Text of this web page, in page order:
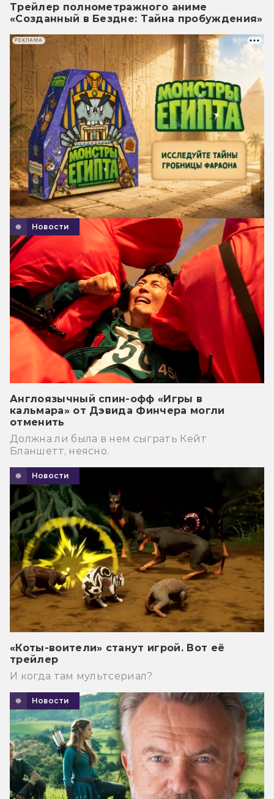
Трейлер полнометражного аниме
«Созданный в Бездне: Тайна пробуждения»
Новости
Англоязычный спин-офф «Игры в
кальмара» от Дэвида Финчера могли
отменить
Должна ли была в нем сыграть Кейт
Бланшетт, неясно.
Новости
«Коты-воители» станут игрой. Вот её
трейлер
И когда там мультсериал?
Новости
РЕКЛАМА